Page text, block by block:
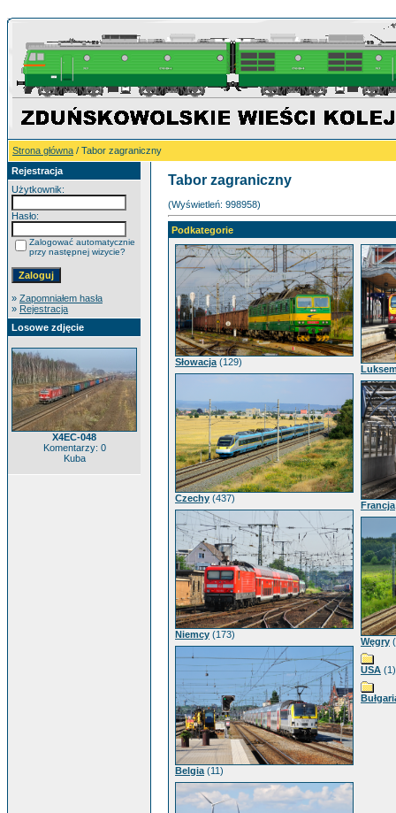
Strona główna / Tabor zagraniczny
Rejestracja
Użytkownik:
Hasło:
Zalogować automatycznie
przy następnej wizycie?
» Zapomniałem hasła
» Rejestracja
Losowe zdjęcie
X4EC-048
Komentarzy: 0
Kuba
Tabor zagraniczny
(Wyświetleń: 998958)
Podkategorie
Słowacja (129)
Czechy (437)
Niemcy (173)
Belgia (11)
Francja
Węgry
USA (1)